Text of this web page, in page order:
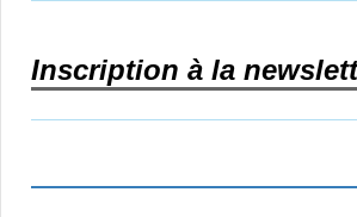
Inscription à la